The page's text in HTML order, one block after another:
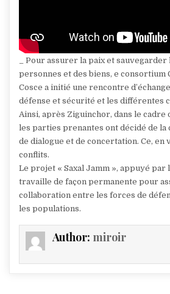
_ Pour assurer la paix et
personnes et des biens, e consortium
Cosce a initié une rencontre
défense et sécurité et les différentes
Ainsi, après Ziguinchor, dans le cadre
les parties prenantes ont décidé de la
de dialogue et de concertation. Ce, en
conflits.
Le projet « Saxal Jamm », appuyé par
travaille de façon permanente pour
collaboration entre les forces de
les populations.
Author: miroir